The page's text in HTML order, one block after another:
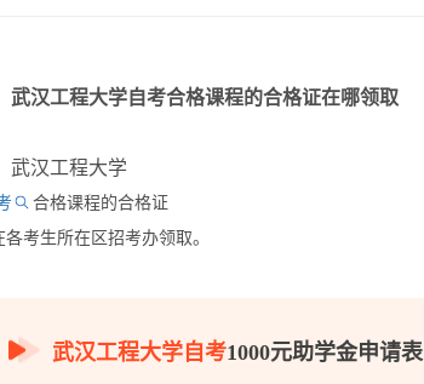
武汉工程大学自考合格课程的合格证在哪领取
武汉工程大学
合格课程的合格证
各考生所在区招考办领取。
武汉工程大学自考1000元助学金申请表